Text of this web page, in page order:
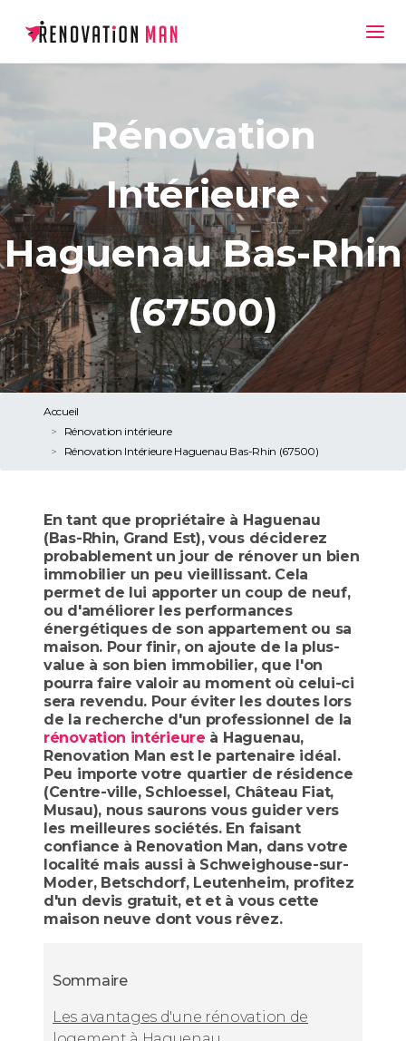
Rénovation
Intérieure
Haguenau Bas-Rhin
(67500)
Accueil
Rénovation intérieure
Rénovation Intérieure Haguenau Bas-Rhin (67500)
En tant que propriétaire à Haguenau
(Bas-Rhin, Grand Est), vous déciderez
probablement un jour de rénover un bien
immobilier un peu vieillissant. Cela
permet de lui apporter un coup de neuf,
ou d'améliorer les performances
énergétiques de son appartement ou sa
maison. Pour finir, on ajoute de la plus-
value à son bien immobilier, que l'on
pourra faire valoir au moment où celui-ci
sera revendu. Pour éviter les doutes lors
de la recherche d'un professionnel de la
rénovation intérieure à Haguenau,
Renovation Man est le partenaire idéal.
Peu importe votre quartier de résidence
(Centre-ville, Schloessel, Château Fiat,
Musau), nous saurons vous guider vers
les meilleures sociétés. En faisant
confiance à Renovation Man, dans votre
localité mais aussi à Schweighouse-sur-
Moder, Betschdorf, Leutenheim, profitez
d'un devis gratuit, et et à vous cette
maison neuve dont vous rêvez.
Sommaire
Les avantages d'une rénovation de